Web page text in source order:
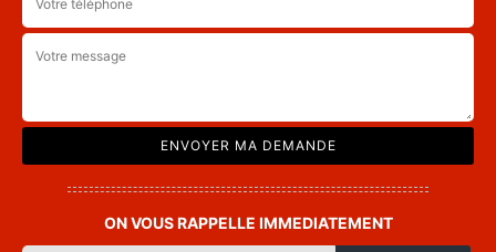
ON VOUS RAPPELLE IMMEDIATEMENT